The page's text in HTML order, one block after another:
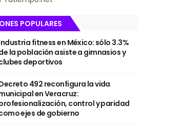
POPULARES
fitness en México: sólo 3.3%
la población asiste a gimnasios y
deportivos
492 reconfigura la vida
en Veracruz:
control y paridad
ejes de gobierno